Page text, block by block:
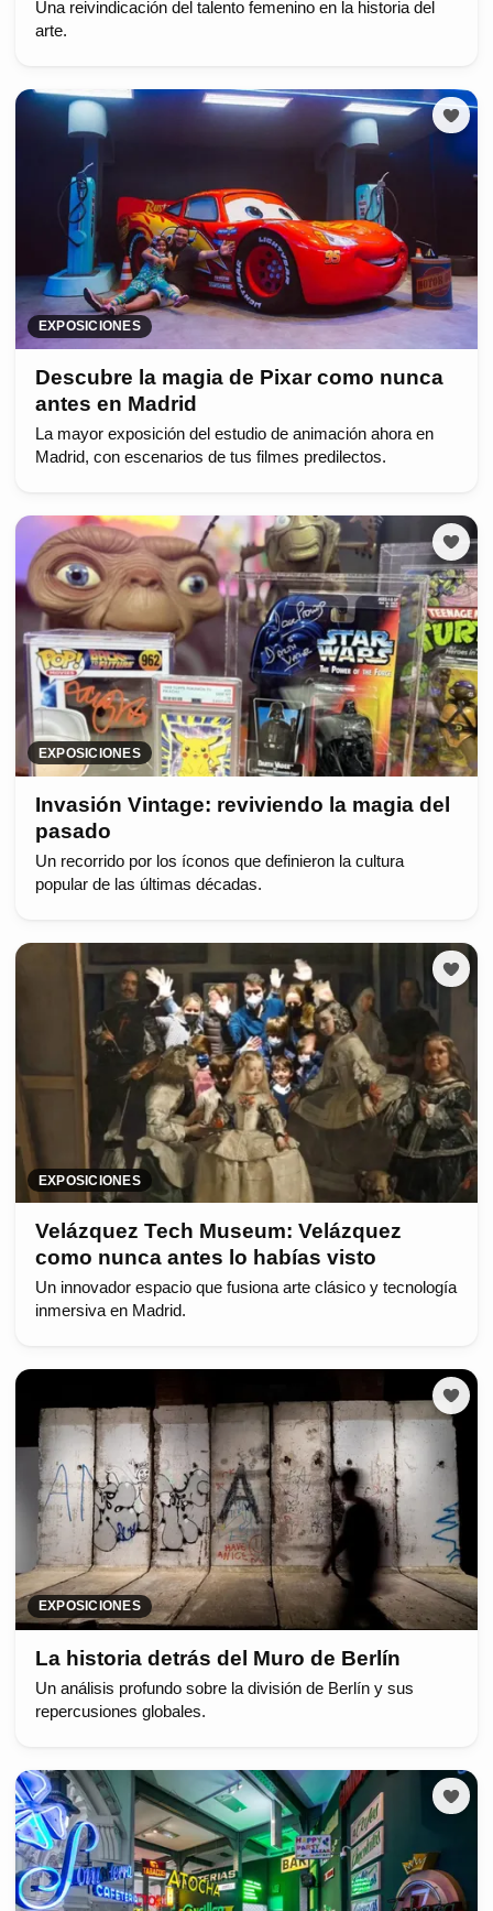
Una reivindicación del talento femenino en la historia del
arte.
EXPOSICIONES
Descubre la magia de Pixar como nunca
antes en Madrid
La mayor exposición del estudio de animación ahora en
Madrid, con escenarios de tus filmes predilectos.
EXPOSICIONES
Invasión Vintage: reviviendo la magia del
pasado
Un recorrido por los íconos que definieron la cultura
popular de las últimas décadas.
EXPOSICIONES
Velázquez Tech Museum: Velázquez
como nunca antes lo habías visto
Un innovador espacio que fusiona arte clásico y tecnología
inmersiva en Madrid.
EXPOSICIONES
La historia detrás del Muro de Berlín
Un análisis profundo sobre la división de Berlín y sus
repercusiones globales.